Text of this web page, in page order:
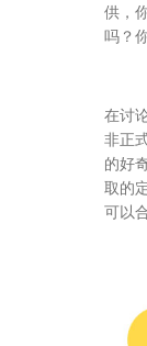
供，
吗？
在讨
非正
的好
取的
可以